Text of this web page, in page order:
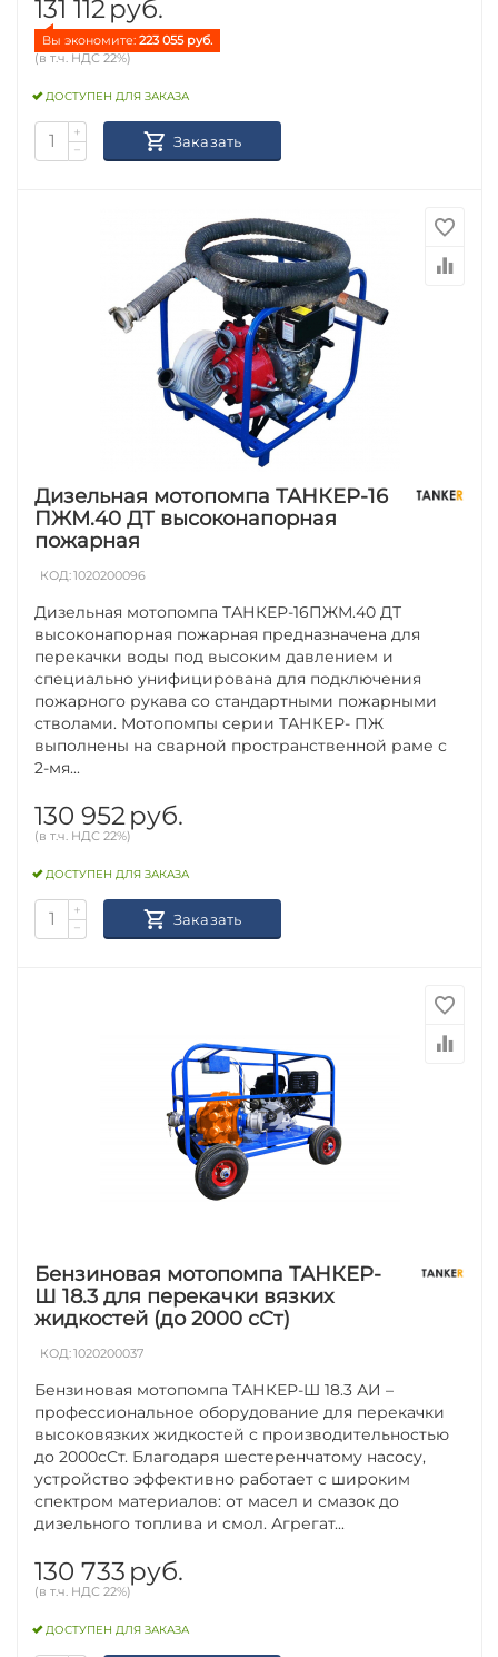
131 112 руб.
Вы экономите: 223 055 руб.
(в т.ч. НДС 22%)
ДОСТУПЕН ДЛЯ ЗАКАЗА
+
−
Заказать
Дизельная мотопомпа ТАНКЕР-16
ПЖМ.40 ДТ высоконапорная
пожарная
КОД:1020200096
Дизельная мотопомпа ТАНКЕР-16ПЖМ.40 ДТ
высоконапорная пожарная предназначена для
перекачки воды под высоким давлением и
специально унифицирована для подключения
пожарного рукава со стандартными пожарными
стволами. Мотопомпы серии ТАНКЕР- ПЖ
выполнены на сварной пространственной раме с
2-мя...
130 952 руб.
(в т.ч. НДС 22%)
ДОСТУПЕН ДЛЯ ЗАКАЗА
+
−
Заказать
Бензиновая мотопомпа ТАНКЕР-
Ш 18.3 для перекачки вязких
жидкостей (до 2000 сСт)
КОД:1020200037
Бензиновая мотопомпа ТАНКЕР-Ш 18.3 АИ –
профессиональное оборудование для перекачки
высоковязких жидкостей с производительностью
до 2000сСт. Благодаря шестеренчатому насосу,
устройство эффективно работает с широким
спектром материалов: от масел и смазок до
дизельного топлива и смол. Агрегат...
130 733 руб.
(в т.ч. НДС 22%)
ДОСТУПЕН ДЛЯ ЗАКАЗА